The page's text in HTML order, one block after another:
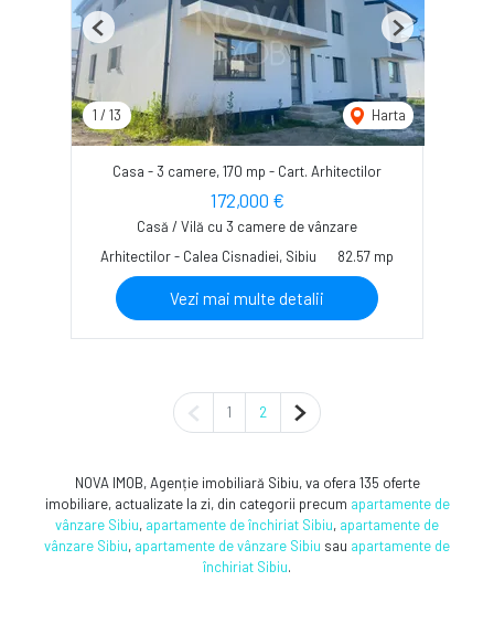
1 / 13 Harta
Previous Next
Casa - 3 camere, 170 mp - Cart. Arhitectilor
172,000 €
Casă / Vilă cu 3 camere de vânzare
Arhitectilor - Calea Cisnadiei, Sibiu
82.57 mp
Vezi mai multe detalii
Pagina anterioară
1 2 Pagina următoare
NOVA IMOB, Agenție imobiliară Sibiu, va ofera 135 oferte
imobiliare, actualizate la zi, din categorii precum apartamente de
vânzare Sibiu, apartamente de închiriat Sibiu, apartamente de
vânzare Sibiu, apartamente de vânzare Sibiu sau apartamente de
închiriat Sibiu.